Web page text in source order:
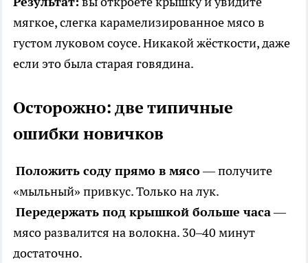
мягкое, слегка карамелизированное мясо в
густом луковом соусе. Никакой жёсткости, даже
если это была старая говядина.
Осторожно: две типичные
ошибки новичков
Положить соду прямо в мясо— получите
«мыльный» привкус. Только на лук.
Передержать под крышкой больше часа—
мясо развалится на волокна. 30–40 минут
достаточно.